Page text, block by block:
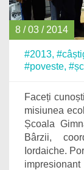
8 / 03 / 2014
#2013,
#poveste,
Faceți
misiunea
Școala
Bârzii,
Iordaiche.